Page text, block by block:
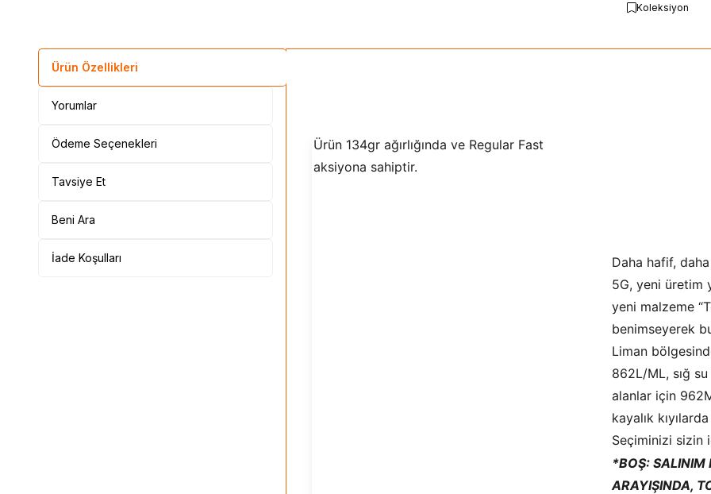
Koleksiyon
Ürün Özellikleri
Yorumlar
Ödeme Seçenekleri
Tavsiye Et
Beni Ara
İade Koşulları
Ürün 134gr ağırlığında ve Regular Fast
aksiyona sahiptir.
Daha hafif,
5G, yeni üretim
yeni malzeme
benimseyerek
Liman
862L/ML, sığ
alanlar için
kayalık
Seçiminizi sizin
*BOŞ: SALINIM
ARAYIŞINDA,